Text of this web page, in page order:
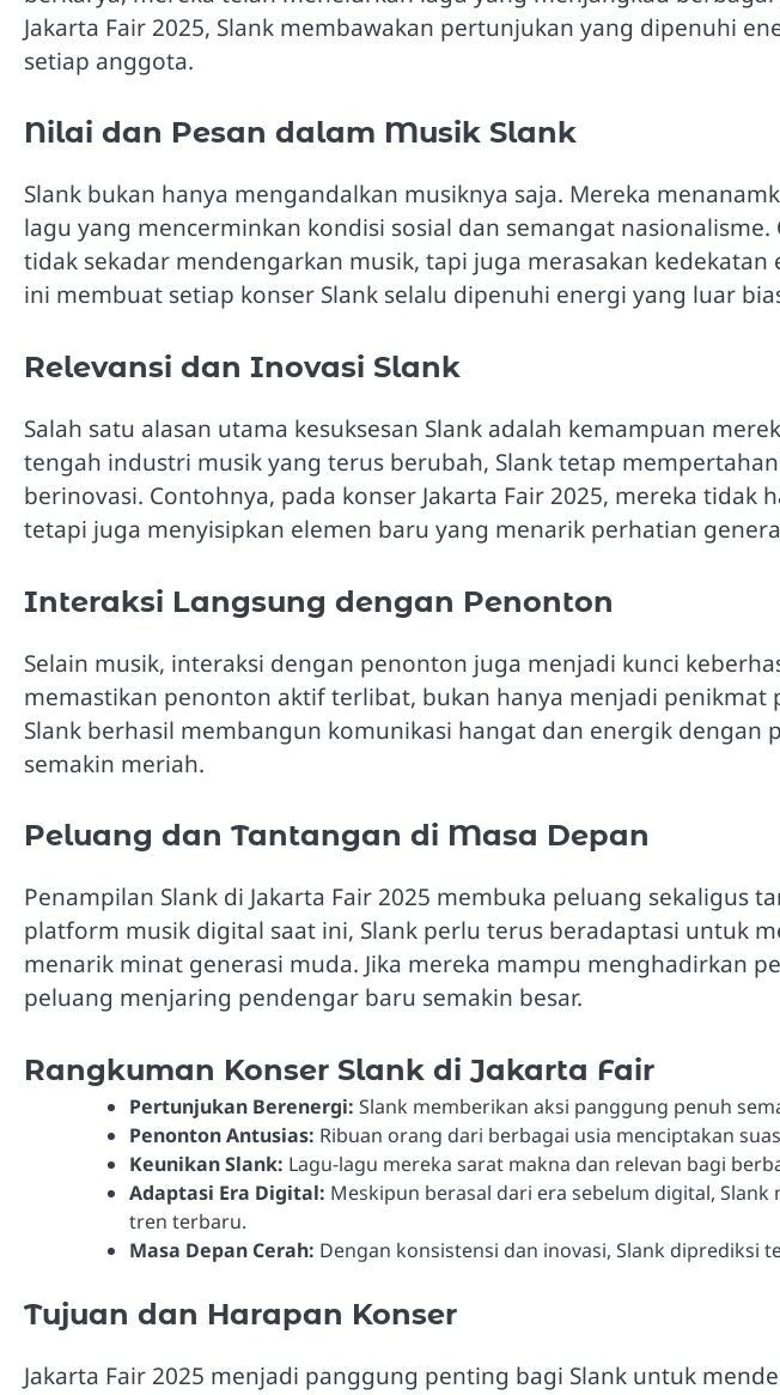
Jakarta Fair 2025, Slank membawakan pertunjukan yang dipenuhi
setiap anggota.
Nilai dan Pesan dalam Musik Slank
Slank bukan hanya mengandalkan musiknya saja. Mereka
lagu yang mencerminkan kondisi sosial dan semangat
tidak sekadar mendengarkan musik, tapi juga merasakan
ini membuat setiap konser Slank selalu dipenuhi energi yang luar
Relevansi dan Inovasi Slank
Salah satu alasan utama kesuksesan Slank adalah kemampuan
tengah industri musik yang terus berubah, Slank tetap
berinovasi. Contohnya, pada konser Jakarta Fair 2025, mereka tidak
tetapi juga menyisipkan elemen baru yang menarik perhatian
Interaksi Langsung dengan Penonton
Selain musik, interaksi dengan penonton juga menjadi kunci
memastikan penonton aktif terlibat, bukan hanya menjadi penikmat
Slank berhasil membangun komunikasi hangat dan energik dengan
semakin meriah.
Peluang dan Tantangan di Masa Depan
Penampilan Slank di Jakarta Fair 2025 membuka peluang sekaligus
platform musik digital saat ini, Slank perlu terus beradaptasi untuk
menarik minat generasi muda. Jika mereka mampu menghadirkan
peluang menjaring pendengar baru semakin besar.
Rangkuman Konser Slank di Jakarta Fair
Pertunjukan Berenergi: Slank memberikan aksi panggung penuh
Penonton Antusias: Ribuan orang dari berbagai usia menciptakan
Keunikan Slank: Lagu-lagu mereka sarat makna dan relevan bagi
Adaptasi Era Digital: Meskipun berasal dari era sebelum digital,
tren terbaru.
Masa Depan Cerah: Dengan konsistensi dan inovasi, Slank diprediksi
Tujuan dan Harapan Konser
Jakarta Fair 2025 menjadi panggung penting bagi Slank untuk